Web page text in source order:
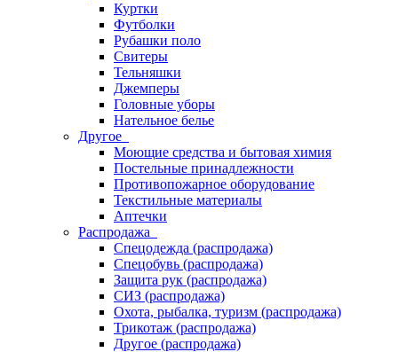
Куртки
Футболки
Рубашки поло
Свитеры
Тельняшки
Джемперы
Головные уборы
Нательное белье
Другое
Моющие средства и бытовая химия
Постельные принадлежности
Противопожарное оборудование
Текстильные материалы
Аптечки
Распродажа
Спецодежда (распродажа)
Спецобувь (распродажа)
Защита рук (распродажа)
СИЗ (распродажа)
Охота, рыбалка, туризм (распродажа)
Трикотаж (распродажа)
Другое (распродажа)